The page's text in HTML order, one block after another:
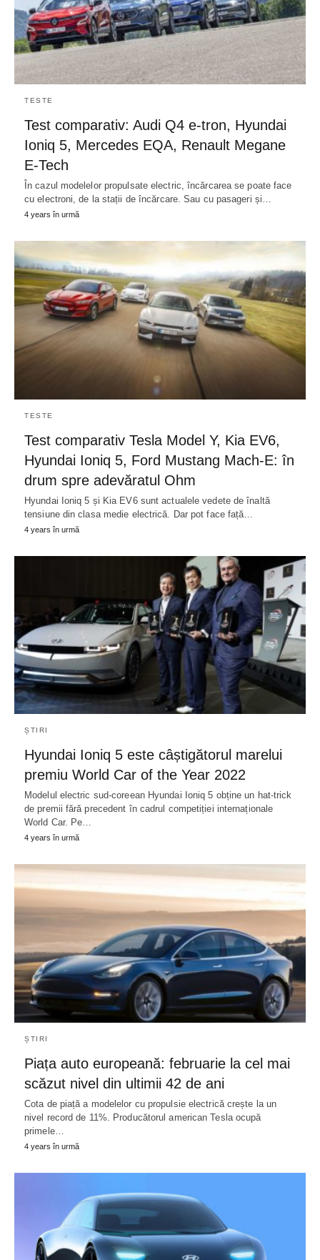
TESTE
Test comparativ: Audi Q4 e-tron, Hyundai
Ioniq 5, Mercedes EQA, Renault Megane
E-Tech
În cazul modelelor propulsate electric, încărcarea se poate face
cu electroni, de la stații de încărcare. Sau cu pasageri și…
4 years în urmă
TESTE
Test comparativ Tesla Model Y, Kia EV6,
Hyundai Ioniq 5, Ford Mustang Mach-E: în
drum spre adevăratul Ohm
Hyundai Ioniq 5 și Kia EV6 sunt actualele vedete de înaltă
tensiune din clasa medie electrică. Dar pot face față…
4 years în urmă
ȘTIRI
Hyundai Ioniq 5 este câștigătorul marelui
premiu World Car of the Year 2022
Modelul electric sud-coreean Hyundai Ioniq 5 obține un hat-trick
de premii fără precedent în cadrul competiției internaționale
World Car. Pe…
4 years în urmă
ȘTIRI
Piața auto europeană: februarie la cel mai
scăzut nivel din ultimii 42 de ani
Cota de piață a modelelor cu propulsie electrică crește la un
nivel record de 11%. Producătorul american Tesla ocupă
primele…
4 years în urmă